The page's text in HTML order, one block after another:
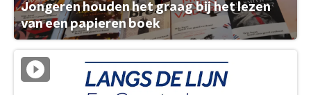
Jongeren houden het graag bij het lezen
van een papieren boek